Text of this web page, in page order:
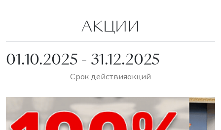
АКЦИИ
01.10.2025 - 31.12.2025
Срок действияакций